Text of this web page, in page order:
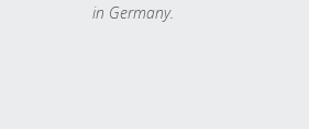
in Germany.